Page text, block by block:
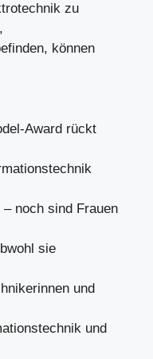
zu
können
Award rückt
noch sind Frauen
sie
und
und